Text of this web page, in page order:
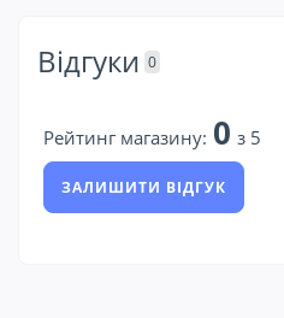
Відгуки 0
Рейтинг магазину: 0 з 5
ЗАЛИШИТИ ВІДГУК